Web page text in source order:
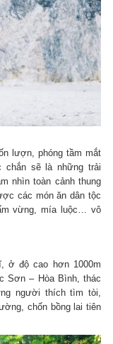
lượn, phóng tầm mắt
chắn sẽ là những trải
nhìn toàn cảnh thung
các món ăn dân tộc
vừng, mía luộc… vô
ở độ cao hơn 1000m
Sơn – Hòa Bình, thác
người thích tìm tòi,
chốn bồng lai tiên